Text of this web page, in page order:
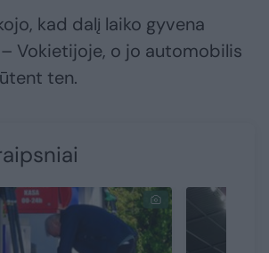
kad dalį laiko gyvena
Vokietijoje, o jo automobilis
ten.